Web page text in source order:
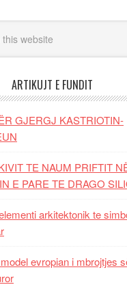
ARTIKUJT E FUNDIT
GJERGJ KASTRIOTIN-
TE NAUM PRIFTIT
E PARE TE DRAGO
arkitektonik te
evropian i mbrojtjes